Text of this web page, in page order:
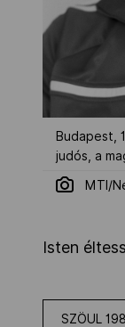
Budapest,
judós, a
MTI/
Isten
SZÖUL